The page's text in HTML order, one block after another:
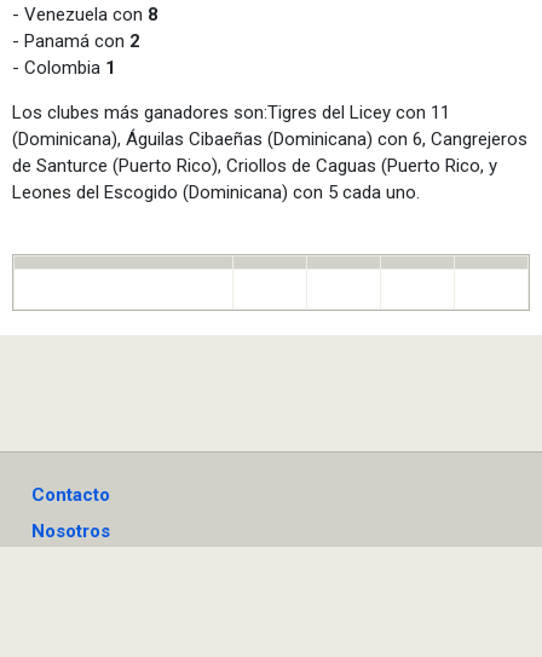
- Venezuela con 8
- Panamá con 2
- Colombia 1
Los clubes más ganadores son:Tigres del Licey con 11
(Dominicana), Águilas Cibaeñas (Dominicana) con 6, Cangrejeros
de Santurce (Puerto Rico), Criollos de Caguas (Puerto Rico, y
Leones del Escogido (Dominicana) con 5 cada uno.
Contacto
Nosotros